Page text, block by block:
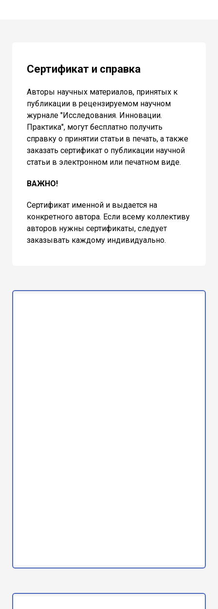
Сертификат и справка
Авторы научных материалов, принятых к
публикации в рецензируемом научном
журнале "Исследования. Инновации.
Практика", могут бесплатно получить
справку о принятии статьи в печать, а также
заказать сертификат о публикации научной
статьи в электронном или печатном виде.
ВАЖНО!
Сертификат именной и выдается на
конкретного автора. Если всему коллективу
авторов нужны сертификаты, следует
заказывать каждому индивидуально.